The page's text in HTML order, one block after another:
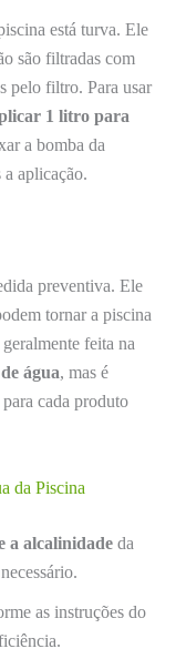
está turva. Ele
são filtradas com
pelo filtro. Para usar
1 litro para
a bomba da
aplicação.
preventiva. Ele
tornar a piscina
feita na
água, mas é
cada produto
da Piscina
a alcalinidade da
as instruções do